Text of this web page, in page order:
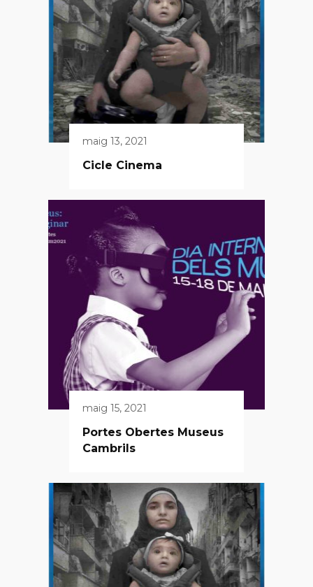
maig 13, 2021
Cicle Cinema
maig 15, 2021
Portes Obertes Museus
Cambrils